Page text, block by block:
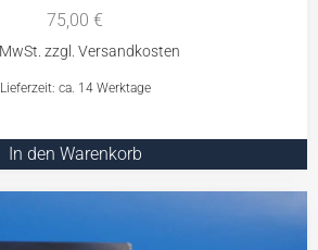
75,00 €
Lieferzeit: ca. 14 Werktage
In den Warenkorb